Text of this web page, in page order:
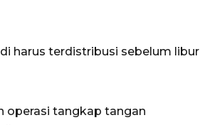
harus terdistribusi sebelum libur
operasi tangkap tangan
masyarakat dan